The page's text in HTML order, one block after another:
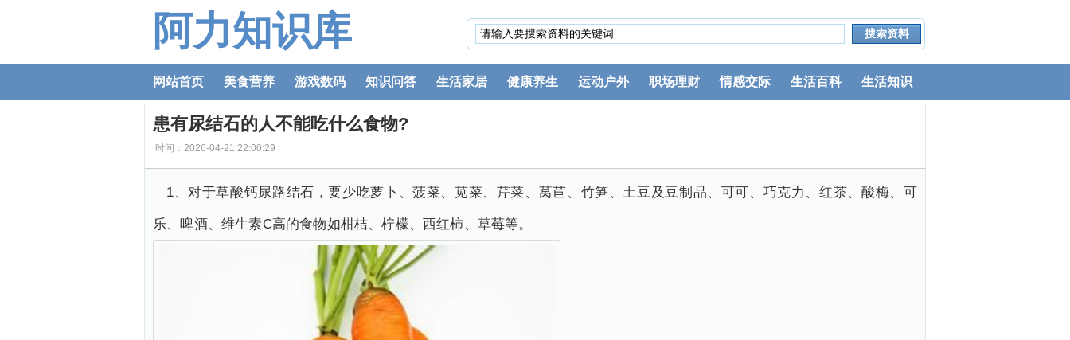
阿力知识库
网站首页 美食营养 游戏数码 知识问答 生活家居 健康养生 运动户外 职场理财 情感交际 生活百科 生活知识
患有尿结石的人不能吃什么食物?
时间：2026-04-21 22:00:29
1、对于草酸钙尿路结石，要少吃萝卜、菠菜、苋菜、芹菜、莴苣、竹笋、土豆及豆制品、可可、巧克力、红茶、酸梅、可
乐、啤酒、维生素C高的食物如柑桔、柠檬、西红柿、草莓等。